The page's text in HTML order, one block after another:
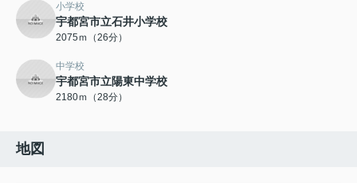
小学校
宇都宮市立石井小学校
2075ｍ（26分）
中学校
宇都宮市立陽東中学校
2180ｍ（28分）
地図